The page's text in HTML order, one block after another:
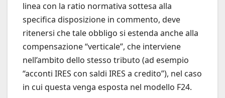
linea con la ratio normativa sottesa alla
specifica disposizione in commento, deve
ritenersi che tale obbligo si estenda anche alla
compensazione “verticale”, che interviene
nell’ambito dello stesso tributo (ad esempio
“acconti IRES con saldi IRES a credito”), nel caso
in cui questa venga esposta nel modello F24.